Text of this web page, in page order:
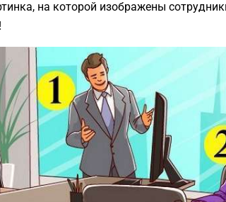
на которой изображены